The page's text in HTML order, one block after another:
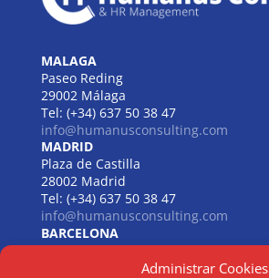
Administrar Cookies
MALAGA
Paseo Reding
29002 Málaga
Tel: (+34) 637 50 38 47
info@humanusconsulting.com
MADRID
Plaza de Castilla
28002 Madrid
Tel: (+34) 637 50 38 47
info@humanusconsulting.com
BARCELONA
Carrer de Beethoven
08021 Barcelona